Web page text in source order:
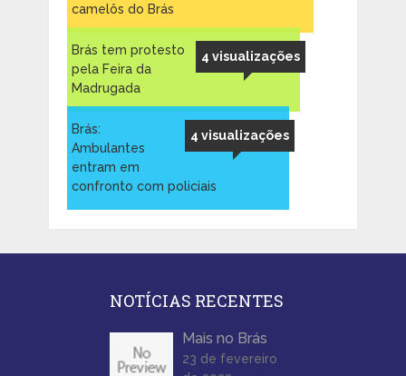
camelôs do Brás
4 visualizações
Brás tem protesto
pela Feira da
Madrugada
4 visualizações
Brás:
Ambulantes
entram em
confronto com policiais
NOTÍCIAS RECENTES
Mais no Brás
23 de fevereiro